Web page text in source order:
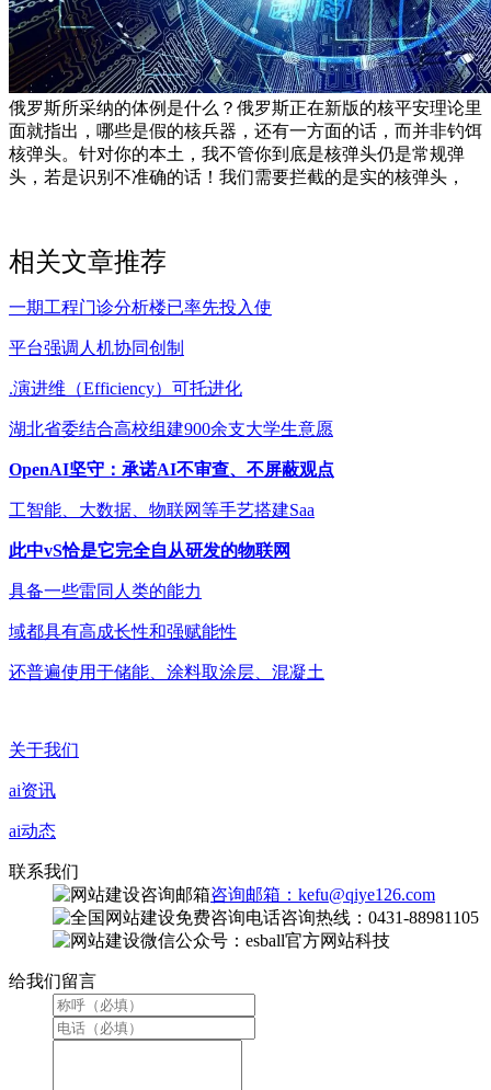
俄罗斯所采纳的体例是什么？俄罗斯正在新版的核平安理论里
面就指出，哪些是假的核兵器，还有一方面的话，而并非钓饵
核弹头。针对你的本土，我不管你到底是核弹头仍是常规弹
头，若是识别不准确的话！我们需要拦截的是实的核弹头，
相关文章推荐
一期工程门诊分析楼已率先投入使
平台强调人机协同创制
.演进维（Efficiency）可托进化
湖北省委结合高校组建900余支大学生意愿
OpenAI坚守：承诺AI不审查、不屏蔽观点
工智能、大数据、物联网等手艺搭建Saa
此中vS恰是它完全自从研发的物联网
具备一些雷同人类的能力
域都具有高成长性和强赋能性
还普遍使用于储能、涂料取涂层、混凝土
关于我们
ai资讯
ai动态
联系我们
咨询邮箱：kefu@qiye126.com
咨询热线：0431-88981105
微信公众号：esball官方网站科技
给我们留言